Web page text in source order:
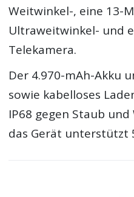
Weitwinkel-, eine 13-
Ultraweitwinkel- und
Telekamera.
Der 4.970-mAh-Akku
sowie kabelloses
IP68 gegen Staub
das Gerät unterstützt